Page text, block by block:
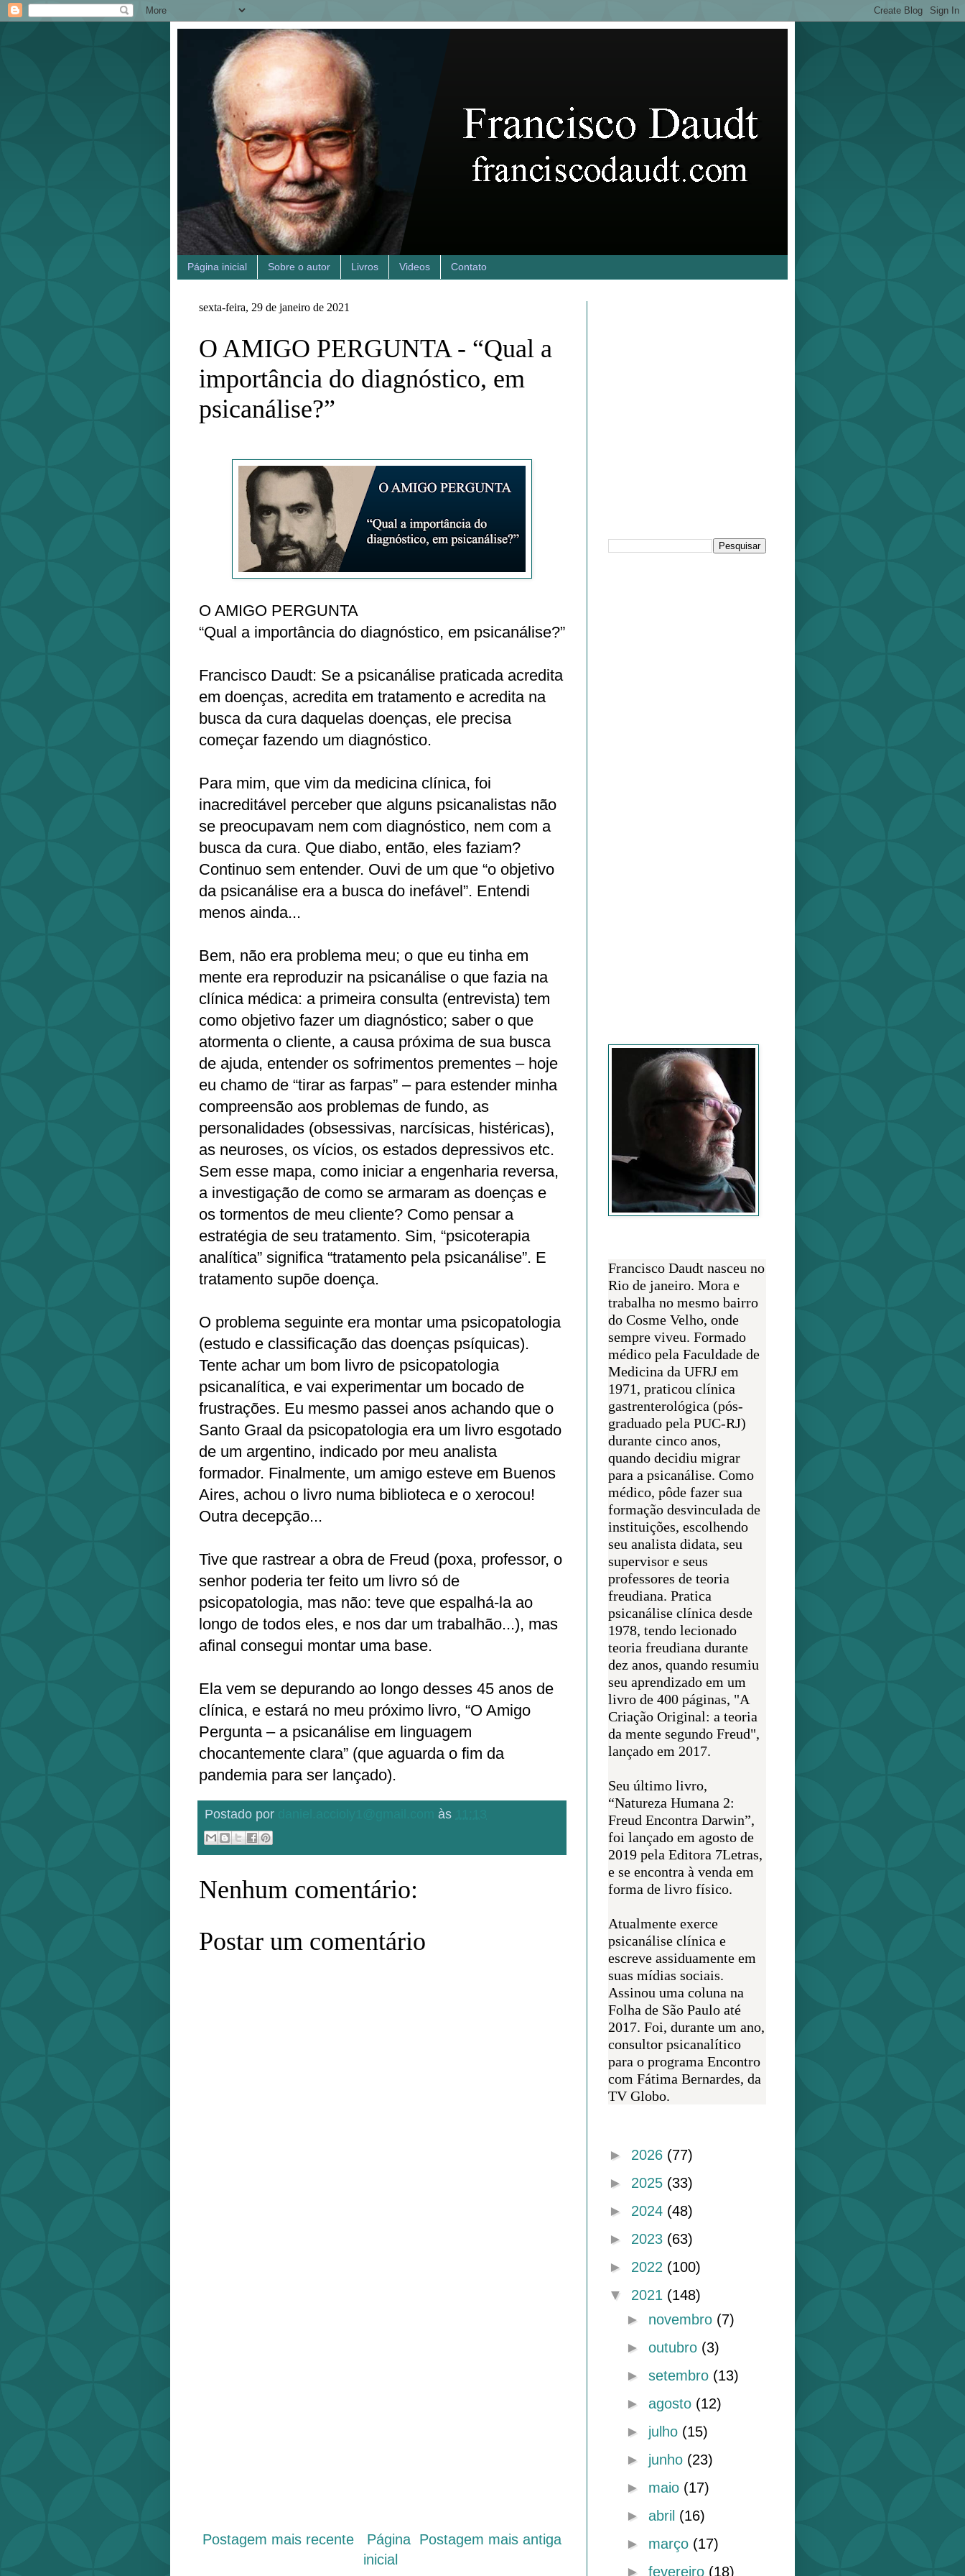
Página inicial Sobre o autor Livros Videos Contato
sexta-feira, 29 de janeiro de 2021
O AMIGO PERGUNTA - “Qual a
importância do diagnóstico, em
psicanálise?”
O AMIGO PERGUNTA
“Qual a importância do diagnóstico, em psicanálise?”
Francisco Daudt: Se a psicanálise praticada acredita
em doenças, acredita em tratamento e acredita na
busca da cura daquelas doenças, ele precisa
começar fazendo um diagnóstico.
Para mim, que vim da medicina clínica, foi
inacreditável perceber que alguns psicanalistas não
se preocupavam nem com diagnóstico, nem com a
busca da cura. Que diabo, então, eles faziam?
Continuo sem entender. Ouvi de um que “o objetivo
da psicanálise era a busca do inefável”. Entendi
menos ainda...
Bem, não era problema meu; o que eu tinha em
mente era reproduzir na psicanálise o que fazia na
clínica médica: a primeira consulta (entrevista) tem
como objetivo fazer um diagnóstico; saber o que
atormenta o cliente, a causa próxima de sua busca
de ajuda, entender os sofrimentos prementes – hoje
eu chamo de “tirar as farpas” – para estender minha
compreensão aos problemas de fundo, as
personalidades (obsessivas, narcísicas, histéricas),
as neuroses, os vícios, os estados depressivos etc.
Sem esse mapa, como iniciar a engenharia reversa,
a investigação de como se armaram as doenças e
os tormentos de meu cliente? Como pensar a
estratégia de seu tratamento. Sim, “psicoterapia
analítica” significa “tratamento pela psicanálise”. E
tratamento supõe doença.
O problema seguinte era montar uma psicopatologia
(estudo e classificação das doenças psíquicas).
Tente achar um bom livro de psicopatologia
psicanalítica, e vai experimentar um bocado de
frustrações. Eu mesmo passei anos achando que o
Santo Graal da psicopatologia era um livro esgotado
de um argentino, indicado por meu analista
formador. Finalmente, um amigo esteve em Buenos
Aires, achou o livro numa biblioteca e o xerocou!
Outra decepção...
Tive que rastrear a obra de Freud (poxa, professor, o
senhor poderia ter feito um livro só de
psicopatologia, mas não: teve que espalhá-la ao
longo de todos eles, e nos dar um trabalhão...), mas
afinal consegui montar uma base.
Ela vem se depurando ao longo desses 45 anos de
clínica, e estará no meu próximo livro, “O Amigo
Pergunta – a psicanálise em linguagem
chocantemente clara” (que aguarda o fim da
pandemia para ser lançado).
Postado por às
Nenhum comentário:
Postar um comentário
Postagem mais recente Postagem mais antiga
Página
inicial
Francisco Daudt nasceu no
Rio de janeiro. Mora e
trabalha no mesmo bairro
do Cosme Velho, onde
sempre viveu. Formado
médico pela Faculdade de
Medicina da UFRJ em
1971, praticou clínica
gastrenterológica (pós-
graduado pela PUC-RJ)
durante cinco anos,
quando decidiu migrar
para a psicanálise. Como
médico, pôde fazer sua
formação desvinculada de
instituições, escolhendo
seu analista didata, seu
supervisor e seus
professores de teoria
freudiana. Pratica
psicanálise clínica desde
1978, tendo lecionado
teoria freudiana durante
dez anos, quando resumiu
seu aprendizado em um
livro de 400 páginas, "A
Criação Original: a teoria
da mente segundo Freud",
lançado em 2017.
Seu último livro,
“Natureza Humana 2:
Freud Encontra Darwin”,
foi lançado em agosto de
2019 pela Editora 7Letras,
e se encontra à venda em
forma de livro físico.
Atualmente exerce
psicanálise clínica e
escreve assiduamente em
suas mídias sociais.
Assinou uma coluna na
Folha de São Paulo até
2017. Foi, durante um ano,
consultor psicanalítico
para o programa Encontro
com Fátima Bernardes, da
TV Globo.
► 2026 (77)
► 2025 (33)
► 2024 (48)
► 2023 (63)
► 2022 (100)
▼ 2021 (148)
► novembro (7)
► outubro (3)
► setembro (13)
► agosto (12)
► julho (15)
► junho (23)
► maio (17)
► abril (16)
► março (17)
► fevereiro (18)